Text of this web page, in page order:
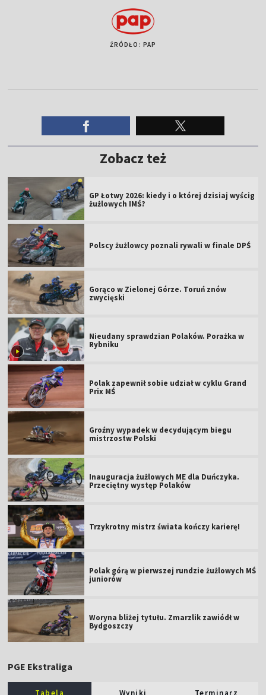
ŹRÓDŁO: PAP
Zobacz też
GP Łotwy 2026: kiedy i o której dzisiaj wyścig
żużlowych IMŚ?
Polscy żużlowcy poznali rywali w finale DPŚ
Gorąco w Zielonej Górze. Toruń znów
zwycięski
Nieudany sprawdzian Polaków. Porażka w
Rybniku
Polak zapewnił sobie udział w cyklu Grand
Prix MŚ
Groźny wypadek w decydującym biegu
mistrzostw Polski
Inauguracja żużlowych ME dla Duńczyka.
Przeciętny występ Polaków
Trzykrotny mistrz świata kończy karierę!
Polak górą w pierwszej rundzie żużlowych MŚ
juniorów
Woryna bliżej tytułu. Zmarzlik zawiódł w
Bydgoszczy
PGE Ekstraliga
Tabela Wyniki Terminarz